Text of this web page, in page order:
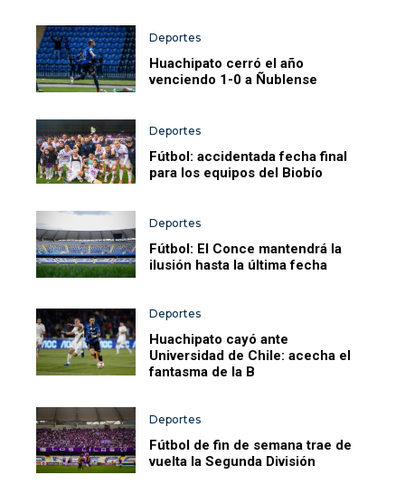
Deportes
Huachipato cerró el año
venciendo 1-0 a Ñublense
Deportes
Fútbol: accidentada fecha final
para los equipos del Biobío
Deportes
Fútbol: El Conce mantendrá la
ilusión hasta la última fecha
Deportes
Huachipato cayó ante
Universidad de Chile: acecha el
fantasma de la B
Deportes
Fútbol de fin de semana trae de
vuelta la Segunda División